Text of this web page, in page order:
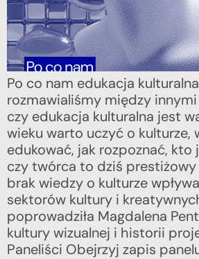
Po co nam edukacja
rozmawialiśmy między
czy edukacja kulturalna jest
wieku warto uczyć o kulturze,
edukować, jak rozpoznać, kto
czy twórca to dziś prestiżowy
brak wiedzy o kulturze
sektorów kultury i
poprowadziła Magdalena
kultury wizualnej i historii
Paneliści Obejrzyj zapis